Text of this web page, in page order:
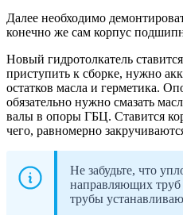
Далее необходимо
конечно же сам корпус
Новый гидротолкатель
приступить к сборке, нужно
остатков масла и герметика.
обязательно нужно смазать
валы в опоры ГБЦ. Ставится
чего, равномерно
Не забудьте, что
направляющих труб
трубы